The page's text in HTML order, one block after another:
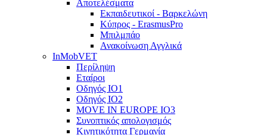
Αποτελέσματα
Εκπαιδευτικοί - Βαρκελώνη
Κύπρος - ErasmusPro
Μπιλμπάο
Ανακοίνωση Αγγλικά
InMobVET
Περίληψη
Εταίροι
Οδηγός ΙΟ1
Οδηγός ΙΟ2
MOVE IN EUROPE IO3
Συνοπτικός απολογισμός
Κινητικότητα Γερμανία